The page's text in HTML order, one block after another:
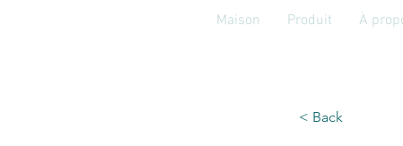
Maison Produit À
< Back